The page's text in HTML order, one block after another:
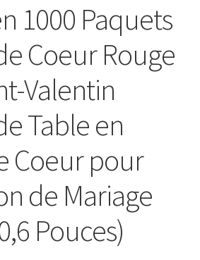
1000 Paquets
Coeur Rouge
Valentin
Table en
Coeur pour
de Mariage
Pouces)